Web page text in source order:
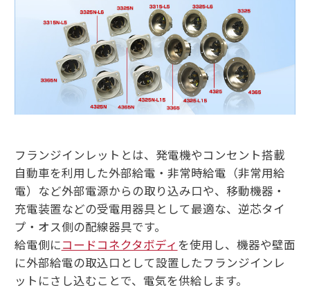
フランジインレットとは、発電機やコンセント搭載
自動車を利用した外部給電・非常時給電（非常用給
電）など外部電源からの取り込み口や、移動機器・
充電装置などの受電用器具として最適な、逆芯タイ
プ・オス側の配線器具です。
給電側にコードコネクタボディ を使用し、機器や壁面
に外部給電の取込口として設置したフランジインレ
ットにさし込むことで、電気を供給します。